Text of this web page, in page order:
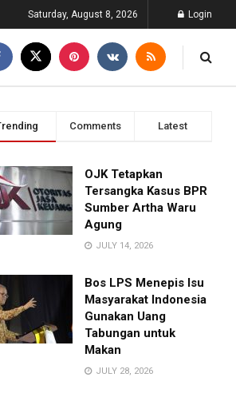
Saturday, August 8, 2026 Login
Comments Latest
OJK Tetapkan
Tersangka Kasus BPR
Sumber Artha Waru
Agung
JULY 14, 2026
Bos LPS Menepis Isu
Masyarakat Indonesia
Gunakan Uang
Tabungan untuk
Makan
JULY 28, 2026